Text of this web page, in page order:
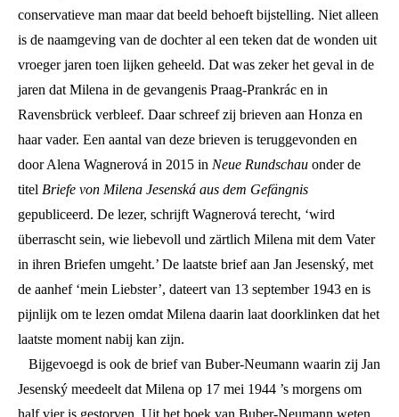
conservatieve man maar dat beeld behoeft bijstelling. Niet alleen
is de naamgeving van de dochter al een teken dat de wonden uit
vroeger jaren toen lijken geheeld. Dat was zeker het geval in de
jaren dat Milena in de gevangenis Praag-Prankrác en in
Ravensbrück verbleef. Daar schreef zij brieven aan Honza en
haar vader. Een aantal van deze brieven is teruggevonden en
door Alena Wagnerová in 2015 in Neue Rundschau onder de
titel Briefe von Milena Jesenská aus dem Gefängnis
gepubliceerd. De lezer, schrijft Wagnerová terecht, ‘wird
überrascht sein, wie liebevoll und zärtlich Milena mit dem Vater
in ihren Briefen umgeht.’ De laatste brief aan Jan Jesenský, met
de aanhef ‘mein Liebster’, dateert van 13 september 1943 en is
pijnlijk om te lezen omdat Milena daarin laat doorklinken dat het
laatste moment nabij kan zijn.
Bijgevoegd is ook de brief van Buber-Neumann waarin zij Jan
Jesenský meedeelt dat Milena op 17 mei 1944 ’s morgens om